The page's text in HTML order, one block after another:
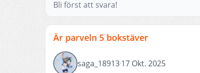
Bli först att svara!
Är parveln 5 bokstäver
saga_1891317 Okt. 2025